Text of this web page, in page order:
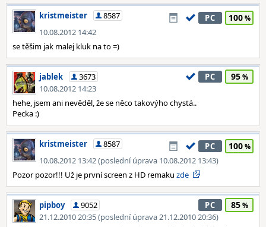
kristmeister
8587
10.08.2012 14:42
PC 100
se těšim jak malej kluk na to =)
jablek
3673
10.08.2012 14:23
PC 95
hehe, jsem ani nevěděl, že se něco takovýho chystá..
Pecka :)
kristmeister
8587
10.08.2012 13:42 (poslední úprava 10.08.2012 13:43)
PC 100
Pozor pozor!!! Už je první screen z HD remaku zde
pipboy
9052
21.12.2010 20:35 (poslední úprava 21.12.2010 20:36)
PC 85